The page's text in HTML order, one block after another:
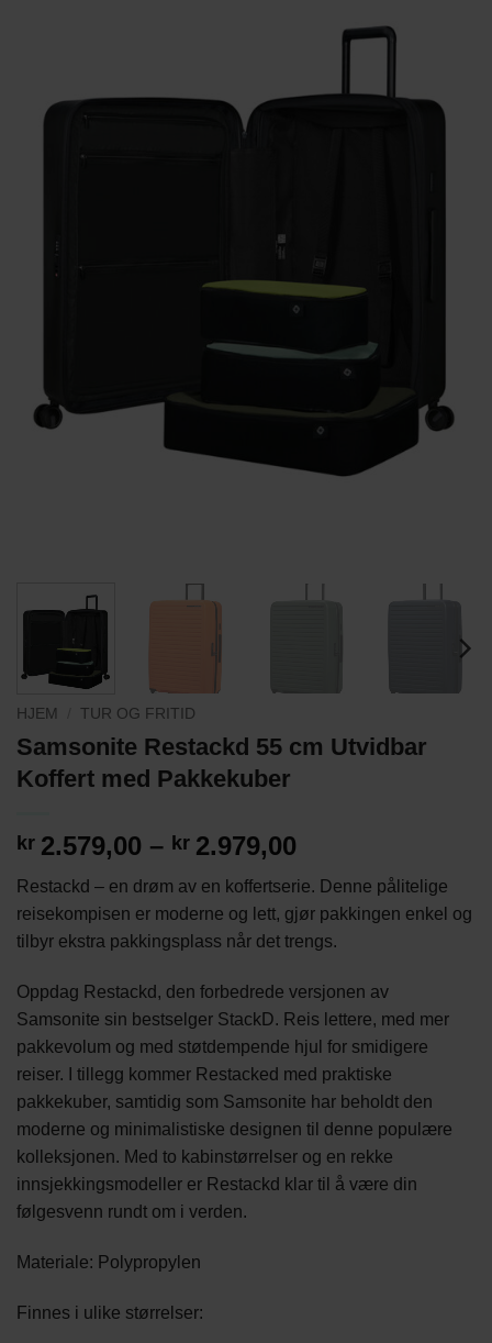
HJEM TUR OG FRITID
Samsonite Restackd 55 cm Utvidbar
Koffert med Pakkekuber
kr 2.579,00 – kr 2.979,00
kr2.579,00
til
kr2.979,00
Restackd – en drøm av en koffertserie. Denne pålitelige
reisekompisen er moderne og lett, gjør pakkingen enkel og
tilbyr ekstra pakkingsplass når det trengs.
Oppdag Restackd, den forbedrede versjonen av
Samsonite sin bestselger StackD. Reis lettere, med mer
pakkevolum og med støtdempende hjul for smidigere
reiser. I tillegg kommer Restacked med praktiske
pakkekuber, samtidig som Samsonite har beholdt den
moderne og minimalistiske designen til denne populære
kolleksjonen. Med to kabinstørrelser og en rekke
innsjekkingsmodeller er Restackd klar til å være din
følgesvenn rundt om i verden.
Materiale: Polypropylen
Finnes i ulike størrelser: